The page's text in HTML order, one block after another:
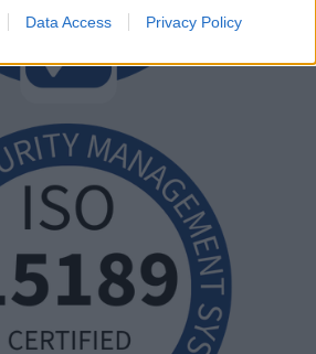
Data Access Privacy Policy